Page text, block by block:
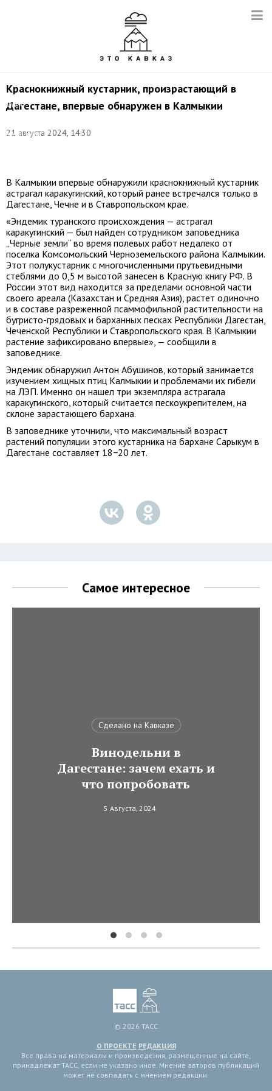
Краснокнижный кустарник, произрастающий в
Дагестане, впервые обнаружен в Калмыкии
21 августа 2024, 14:30
Фото:
заповедник
В Калмыкии впервые обнаружили краснокнижный кустарник
астрагал каракугинский, который ранее встречался только в
Дагестане, Чечне и в Ставропольском крае.
«Эндемик туранского происхождения — астрагал
каракугинский — был найден сотрудником заповедника
„Черные земли“ во время полевых работ недалеко от
поселка Комсомольский Черноземельского района Калмыкии.
Этот полукустарник с многочисленными прутьевидными
стеблями до 0,5 м высотой занесен в Красную книгу РФ. В
России этот вид находится за пределами основной части
своего ареала (Казахстан и Средняя Азия), растет одиночно
и в составе разреженной псаммофильной растительности на
бугристо-грядовых и барханных песках Республики Дагестан,
Чеченской Республики и Ставропольского края. В Калмыкии
растение зафиксировано впервые», — сообщили в
заповеднике.
Эндемик обнаружил Антон Абушинов, который занимается
изучением хищных птиц Калмыкии и проблемами их гибели
на ЛЭП. Именно он нашел три экземпляра астрагала
каракугинского, который считается пескоукрепителем, на
склоне зарастающего бархана.
В заповеднике уточнили, что максимальный возраст
растений популяции этого кустарника на бархане Сарыкум в
Дагестане составляет 18−20 лет.
Самое интересное
Сделано на Кавказе
Винодельни в
Дагестане: зачем ехать и
что попробовать
5 Августа, 2024
© 2026 ТАСС
О ПРОЕКТЕ РЕДАКЦИЯ
Все права на материалы и произведения, размещенные на сайте,
принадлежат ТАСС, если не указано иное. Мнение авторов публикаций
может не совпадать с мнением редакции.